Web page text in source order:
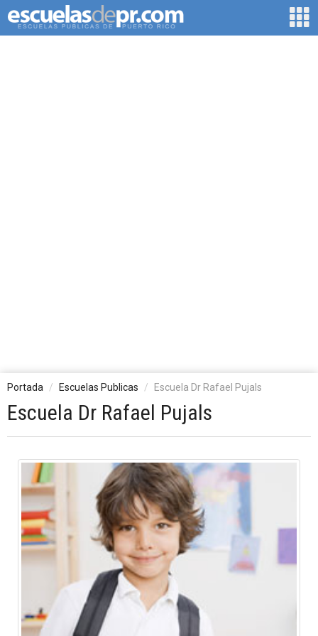
Portada Escuelas Publicas Escuela Dr Rafael Pujals
Escuela Dr Rafael Pujals